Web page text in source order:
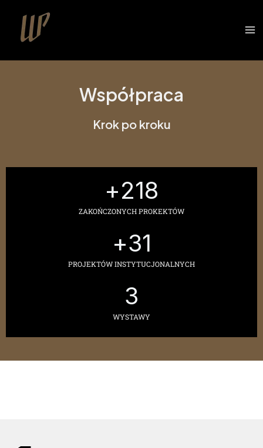
Współpraca
Krok po kroku
ZAKOŃCZONYCH PROKEKTÓW
+218
PROJEKTÓW INSTYTUCJONALNYCH
+31
WYSTAWY
3